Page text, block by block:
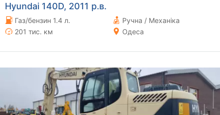
Hyundai 140D, 2011 р.в.
Газ/бензин 1.4 л.
Ручна / Механіка
201 тис. км
Одеса